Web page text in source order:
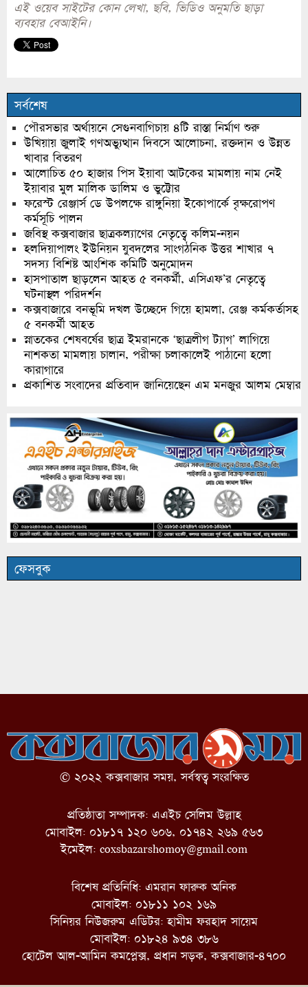
এই ওয়েব সাইটের কোন লেখা, ছবি, ভিডিও অনুমতি ছাড়া
ব্যবহার বেআইনি।
সর্বশেষ
পৌরসভার অর্থায়নে সেগুনবাগিচায় ৪টি রাস্তা নির্মাণ শুরু
উখিয়ায় জুলাই গণঅভ্যুত্থান দিবসে আলোচনা, রক্তদান ও উন্নত
খাবার বিতরণ
আলোচিত ৫০ হাজার পিস ইয়াবা আটকের মামলায় নাম নেই
ইয়াবার মুল মালিক ডালিম ও ভুট্টোর
ফরেস্ট রেঞ্জার্স ডে উপলক্ষে রাঙ্গুনিয়া ইকোপার্কে বৃক্ষরোপণ
কর্মসূচি পালন
জবিস্থ কক্সবাজার ছাত্রকল্যাণের নেতৃত্বে কলিম-নয়ন
হলদিয়াপালং ইউনিয়ন যুবদলের সাংগঠনিক উত্তর শাখার ৭
সদস্য বিশিষ্ট আংশিক কমিটি অনুমোদন
হাসপাতাল ছাড়লেন আহত ৫ বনকর্মী, এসিএফ’র নেতৃত্বে
ঘটনাস্থল পরিদর্শন
কক্সবাজারে বনভূমি দখল উচ্ছেদে গিয়ে হামলা, রেঞ্জ কর্মকর্তাসহ
৫ বনকর্মী আহত
স্নাতকের শেষবর্ষের ছাত্র ইমরানকে ‘ছাত্রলীগ ট্যাগ’ লাগিয়ে
নাশকতা মামলায় চালান, পরীক্ষা চলাকালেই পাঠানো হলো
কারাগারে
প্রকাশিত সংবাদের প্রতিবাদ জানিয়েছেন এম মনজুর আলম মেম্বার
ফেসবুক
© ২০২২ কক্সবাজার সময়, সর্বস্বত্ব সংরক্ষিত
প্রতিষ্ঠাতা সম্পাদক: এএইচ সেলিম উল্লাহ
মোবাইল: ০১৮১৭ ১২০ ৬০৬, ০১৭৪২ ২৬৯ ৫৬৩
ইমেইল: coxsbazarshomoy@gmail.com
বিশেষ প্রতিনিধি: এমরান ফারুক অনিক
মোবাইল: ০১৮১১ ১০২ ১৬৯
সিনিয়র নিউজরুম এডিটর: হামীম ফরহাদ সায়েম
মোবাইল: ০১৮২৪ ৯৩৪ ৩৮৬
হোটেল আল-আমিন কমপ্লেক্স, প্রধান সড়ক, কক্সবাজার-৪৭০০